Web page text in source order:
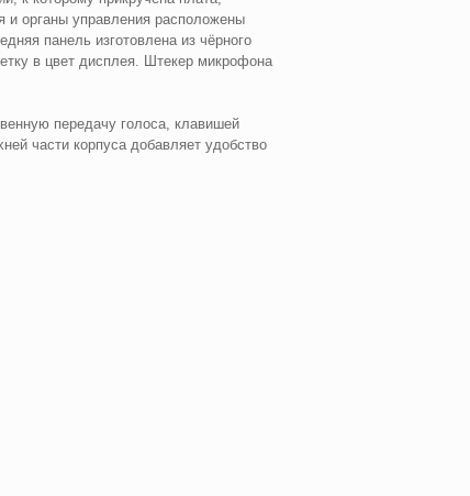
органы управления расположены
панель изготовлена из чёрного
в цвет дисплея. Штекер микрофона
передачу голоса, клавишей
части корпуса добавляет удобство